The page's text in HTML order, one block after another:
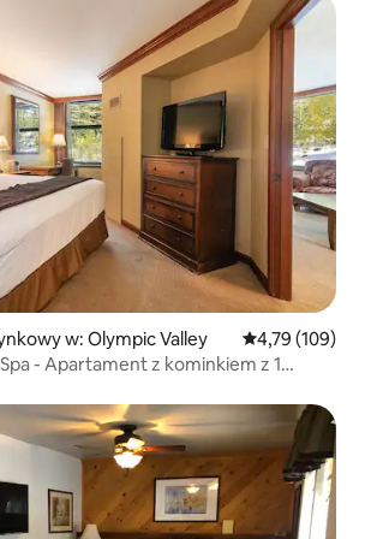
w: Olympic Valley Średnia
4,79 (109)
- Apartament z kominkiem z 1